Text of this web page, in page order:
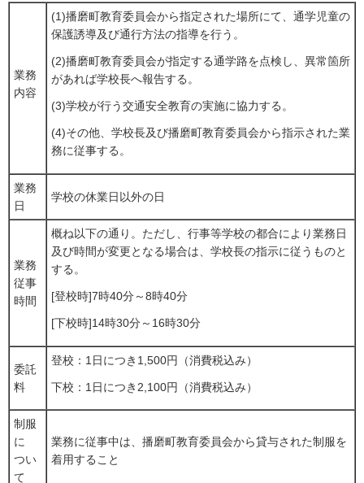
業務
内容
(1)播磨町教育委員会から指定された場所にて、通学児童の
保護誘導及び通行方法の指導を行う。
(2)播磨町教育委員会が指定する通学路を点検し、異常箇所
があれば学校長へ報告する。
(3)学校が行う交通安全教育の実施に協力する。
(4)その他、学校長及び播磨町教育委員会から指示された業
務に従事する。
業務
日
学校の休業日以外の日
業務
従事
時間
概ね以下の通り。ただし、行事等学校の都合により業務日
及び時間が変更となる場合は、学校長の指示に従うものと
する。
[登校時]7時40分～8時40分
[下校時]14時30分～16時30分
委託
料
登校：1日につき1,500円（消費税込み）
下校：1日につき2,100円（消費税込み）
制服
に
つい
て
業務に従事中は、播磨町教育委員会から貸与された制服を
着用すること